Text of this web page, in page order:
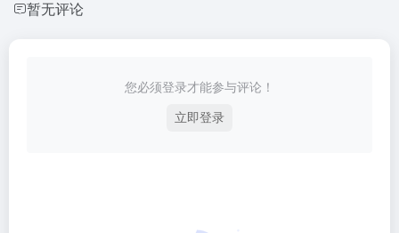
暂无评论
您必须登录才能参与评论！
立即登录